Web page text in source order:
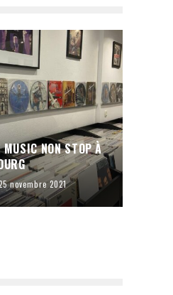
MUSIC NON STOP À
novembre 2021